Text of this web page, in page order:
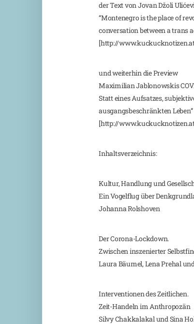
der Text von Jovan Džoli
“Montenegro is the place of
conversation between a trans
[http://
und weiterhin die Preview
Maximilian Jablonowskis
Statt eines Aufsatzes,
ausgangsbeschränkten Leben”
[http://
Inhaltsverzeichnis:
Kultur, Handlung und
Ein Vogelflug über
Johanna Rolshoven
Der Corona-Lockdown.
Zwischen inszenierter
Laura Bäumel, Lena Prehal
Interventionen des Zeitlichen.
Zeit-Handeln im Anthropozän
Silvy Chakkalakal und Sina